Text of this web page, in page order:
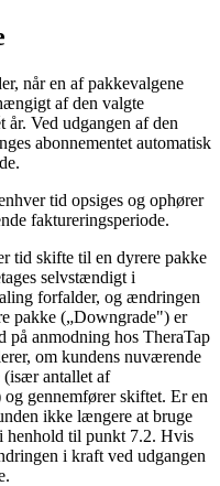
når en af pakkevalgene
af den valgte
år. Ved udgangen af den
abonnementet automatisk
tid opsiges og ophører
faktureringsperiode.
tid skifte til en dyrere pakke
selvstændigt i
forfalder, og ændringen
pakke („Downgrade") er
på anmodning hos TheraTap
om kundens nuværende
(især antallet af
gennemfører skiftet. Er en
ikke længere at bruge
henhold til punkt 7.2. Hvis
i kraft ved udgangen